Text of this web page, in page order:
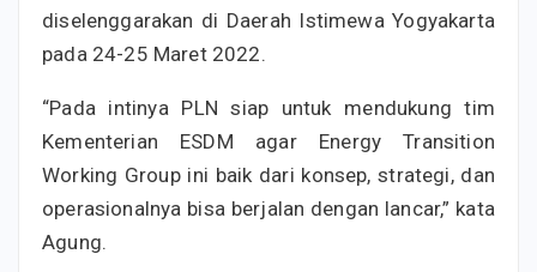
diselenggarakan di Daerah Istimewa Yogyakarta
pada 24-25 Maret 2022.
“Pada intinya PLN siap untuk mendukung tim
Kementerian ESDM agar Energy Transition
Working Group ini baik dari konsep, strategi, dan
operasionalnya bisa berjalan dengan lancar,” kata
Agung.